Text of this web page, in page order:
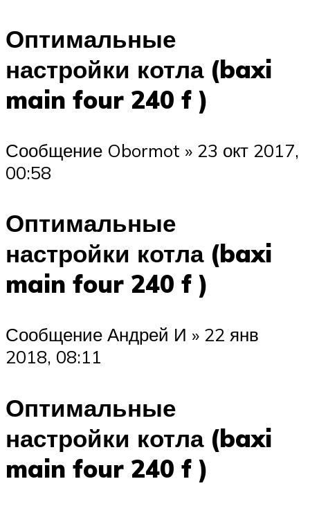
Оптимальные
настройки котла (baxi
main four 240 f )
Сообщение Obormot » 23 окт 2017,
00:58
Оптимальные
настройки котла (baxi
main four 240 f )
Сообщение Андрей И » 22 янв
2018, 08:11
Оптимальные
настройки котла (baxi
main four 240 f )